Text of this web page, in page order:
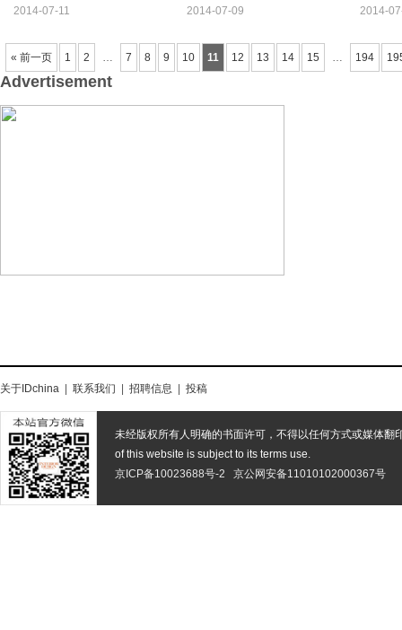
2014-07-11
2014-07-09
2014-
« 前一页 1 2 … 7 8 9 10 11 12 13 14 15 … 194
Advertisement
关于IDchina 联系我们 招聘信息 投稿
未经版权所有人明确的书面许可，不得以任何方式或媒体翻
of this website is subject to its terms use.
京ICP备10023688号-2
京公网安备11010102000367号